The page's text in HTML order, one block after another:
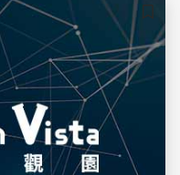
儲存